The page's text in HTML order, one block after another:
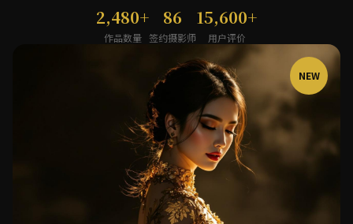
2,480+
作品数量
86
签约摄影师
15,600+
用户评价
NEW